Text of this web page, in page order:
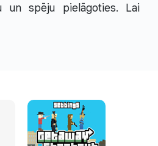
un spēju pielāgoties. Lai